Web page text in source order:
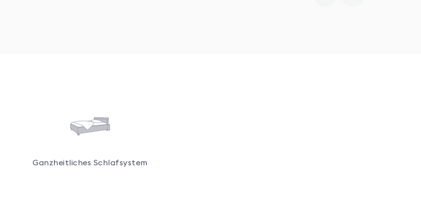
Ganzheitliches Schlafsystem